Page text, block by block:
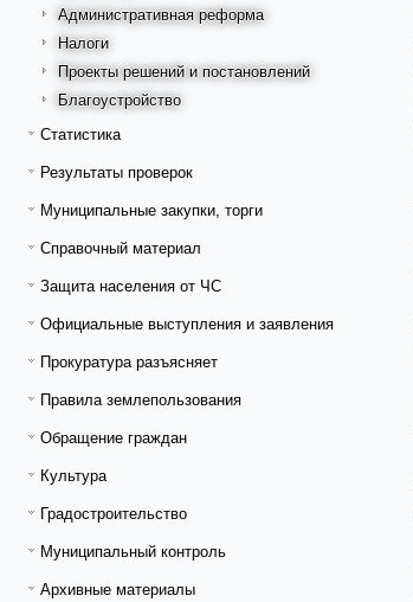
Административная реформа
Налоги
Проекты решений и постановлений
Благоустройство
Статистика
Результаты проверок
Муниципальные закупки, торги
Справочный материал
Защита населения от ЧС
Официальные выступления и заявления
Прокуратура разъясняет
Правила землепользования
Обращение граждан
Культура
Градостроительство
Муниципальный контроль
Архивные материалы